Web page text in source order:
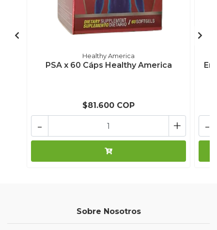
Healthy America
PSA x 60 Cáps Healthy America
$81.600 COP
+
- -
Sobre Nosotros